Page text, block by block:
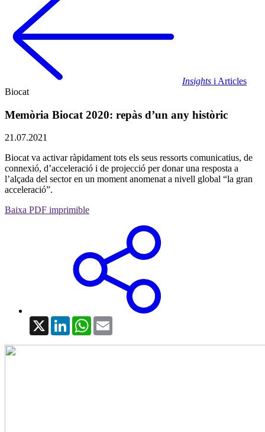
Insights i Articles
Biocat
Memòria Biocat 2020: repàs d’un any històric
21.07.2021
Biocat va activar ràpidament tots els seus ressorts comunicatius, de
connexió, d’acceleració i de projecció per donar una resposta a
l’alçada del sector en un moment anomenat a nivell global “la gran
acceleració”.
Baixa PDF imprimible
X LinkedInWhatsApp